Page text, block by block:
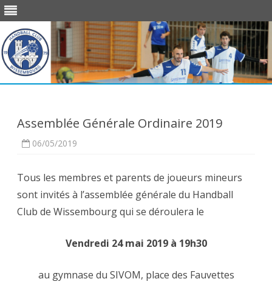
Assemblée Générale Ordinaire 2019
06/05/2019
Tous les membres et parents de joueurs mineurs
sont invités à l’assemblée générale du Handball
Club de Wissembourg qui se déroulera le
Vendredi 24 mai 2019 à 19h30
au gymnase du SIVOM, place des Fauvettes